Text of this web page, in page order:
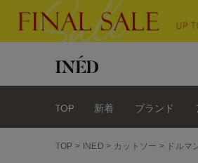
TOP 新着 ブランド
TOP INED カットソー ドルマ